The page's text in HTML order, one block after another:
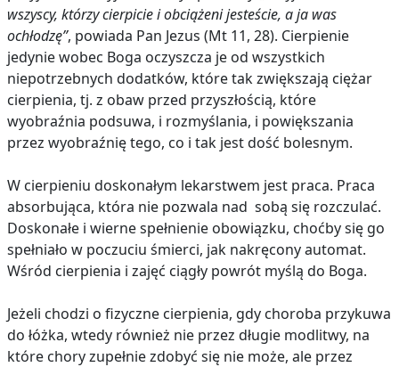
wszyscy, którzy cierpicie i obciążeni jesteście, a ja was
ochłodzę”, powiada Pan Jezus (Mt 11, 28). Cierpienie
jedynie wobec Boga oczyszcza je od wszystkich
niepotrzebnych dodatków, które tak zwiększają ciężar
cierpienia, tj. z obaw przed przyszłością, które
wyobraźnia podsuwa, i rozmyślania, i powiększania
przez wyobraźnię tego, co i tak jest dość bolesnym.
W cierpieniu doskonałym lekarstwem jest praca. Praca
absorbująca, która nie pozwala nad sobą się rozczulać.
Doskonałe i wierne spełnienie obowiązku, choćby się go
spełniało w poczuciu śmierci, jak nakręcony automat.
Wśród cierpienia i zajęć ciągły powrót myślą do Boga.
Jeżeli chodzi o fizyczne cierpienia, gdy choroba przykuwa
do łóżka, wtedy również nie przez długie modlitwy, na
które chory zupełnie zdobyć się nie może, ale przez